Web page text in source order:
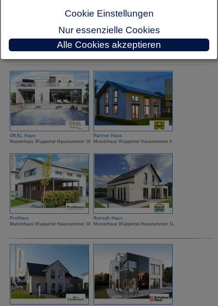
Musterhaus Wuppertal Hausnummer 9
Nordhaus
Musterhaus Wuppertal Hausnummer 17
OKAL Haus
Musterhaus Wuppertal Hausnummer 16
Partner Haus
Musterhaus Wuppertal Hausnummer 6
ProHaus
Musterhaus Wuppertal Hausnummer 10
Rensch Haus
Musterhaus Wuppertal Hausnummer 11
Cookie Einstellungen
Nur essenzielle Cookies
Alle Cookies akzeptieren